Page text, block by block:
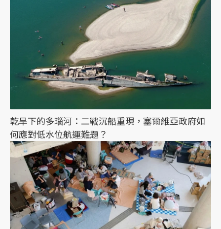
乾旱下的多瑙河：二戰沉船重現，塞爾維亞政府如
何應對低水位航運難題？